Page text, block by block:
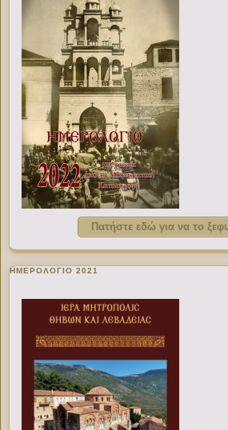
Πατήστε εδώ για να το
ΗΜΕΡΟΛΟΓΙΟ 2021